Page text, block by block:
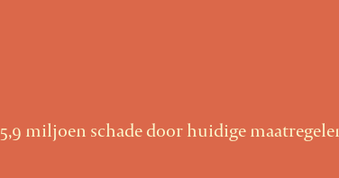
5,9 miljoen schade door huidige